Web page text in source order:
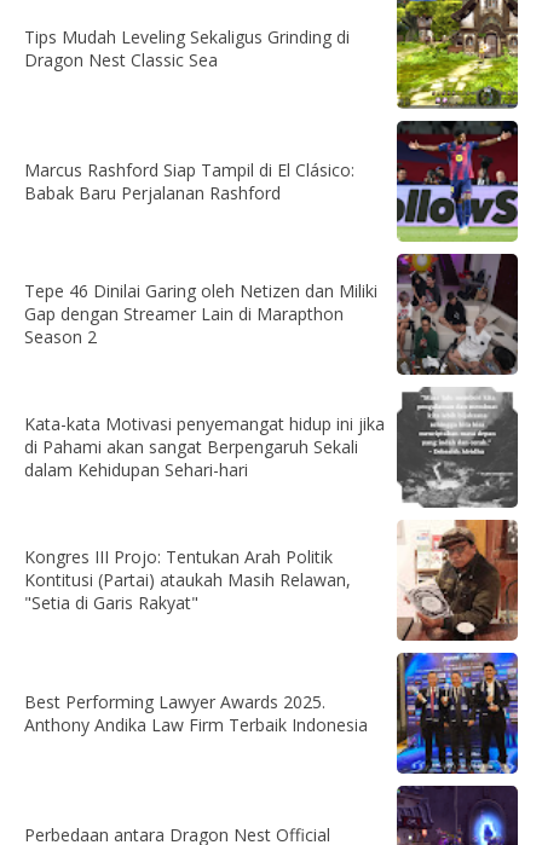
Tips Mudah Leveling Sekaligus Grinding di
Dragon Nest Classic Sea
Marcus Rashford Siap Tampil di El Clásico:
Babak Baru Perjalanan Rashford
Tepe 46 Dinilai Garing oleh Netizen dan Miliki
Gap dengan Streamer Lain di Marapthon
Season 2
Kata-kata Motivasi penyemangat hidup ini jika
di Pahami akan sangat Berpengaruh Sekali
dalam Kehidupan Sehari-hari
Kongres III Projo: Tentukan Arah Politik
Kontitusi (Partai) ataukah Masih Relawan,
"Setia di Garis Rakyat"
Best Performing Lawyer Awards 2025.
Anthony Andika Law Firm Terbaik Indonesia
Perbedaan antara Dragon Nest Official